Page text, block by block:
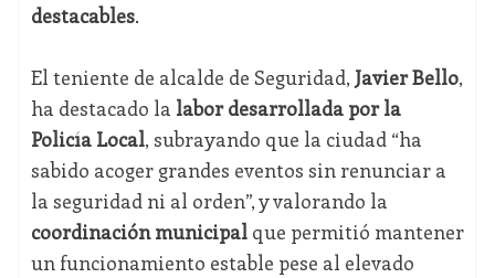
destacables.
El teniente de alcalde de Seguridad, Javier Bello,
ha destacado la labor desarrollada por la
Policía Local, subrayando que la ciudad “ha
sabido acoger grandes eventos sin renunciar a
la seguridad ni al orden”, y valorando la
coordinación municipalque permitió mantener
un funcionamiento estable pese al elevado